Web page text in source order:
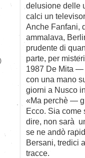
delusione delle
calci un
Anche Fanfani,
ammalava,
prudente di
parte, per
1987 De Mita —
con una mano
giorni a Nusco
«Ma perchè —
Ecco. Sia come
dire, non sarà
se ne andò
Bersani, tredici
tracce.